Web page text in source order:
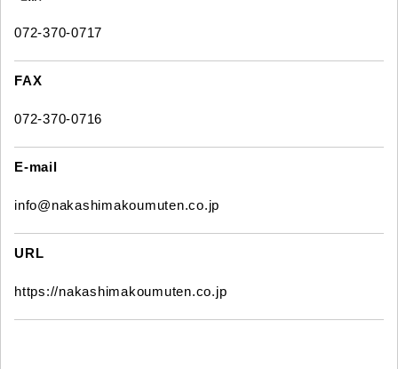
072-370-0717
FAX
072-370-0716
E-mail
info@nakashimakoumuten.co.jp
URL
https://nakashimakoumuten.co.jp